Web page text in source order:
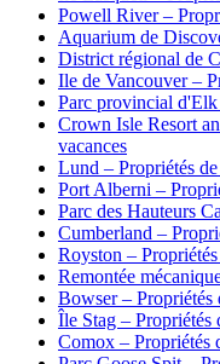
Powell River –
Aquarium de
District régional de
Ile de Vancouver –
Parc provincial d'Elk
Crown Isle Resort
vacances
Lund – Propriétés de
Port Alberni –
Parc des Hauteurs
Cumberland –
Royston –
Remontée
Bowser – Propriétés
Île Stag – Propriétés
Comox – Propriétés